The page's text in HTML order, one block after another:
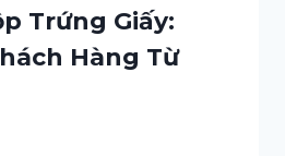
Trứng Giấy:
Hàng Từ